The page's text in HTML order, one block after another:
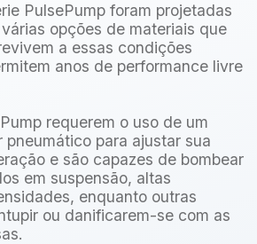
PulsePump foram projetadas
opções de materiais que
a essas condições
anos de performance livre
requerem o uso de um
pneumático para ajustar sua
e são capazes de bombear
em suspensão, altas
enquanto outras
ou danificarem-se com as